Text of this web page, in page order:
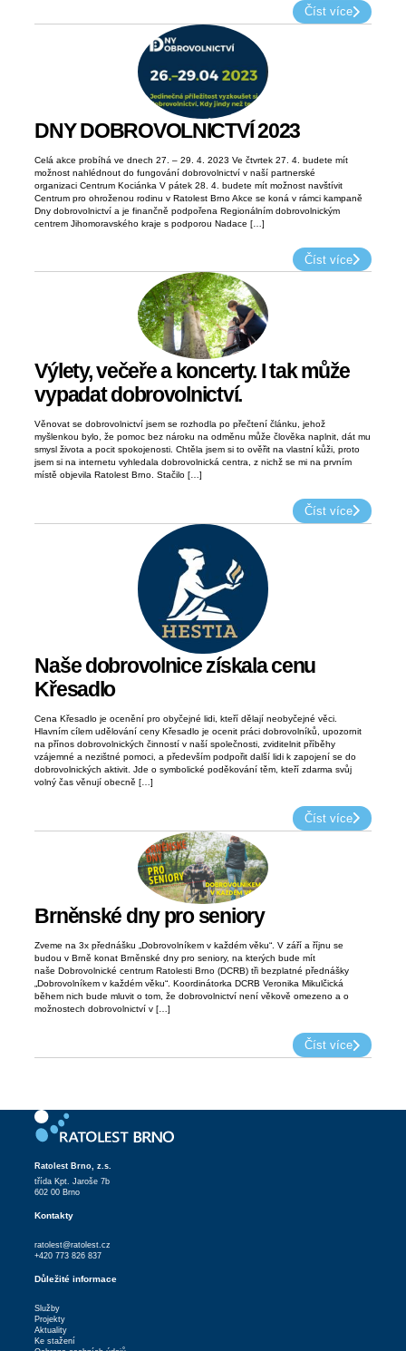
Číst více
DNY DOBROVOLNICTVÍ 2023
Celá akce probíhá ve dnech 27. – 29. 4. 2023 Ve čtvrtek 27. 4. budete mít
možnost nahlédnout do fungování dobrovolnictví v naší partnerské
organizaci Centrum Kociánka V pátek 28. 4. budete mít možnost navštívit
Centrum pro ohroženou rodinu v Ratolest Brno Akce se koná v rámci kampaně
Dny dobrovolnictví a je finančně podpořena Regionálním dobrovolnickým
centrem Jihomoravského kraje s podporou Nadace […]
Číst více
Výlety, večeře a koncerty. I tak může
vypadat dobrovolnictví.
Věnovat se dobrovolnictví jsem se rozhodla po přečtení článku, jehož
myšlenkou bylo, že pomoc bez nároku na odměnu může člověka naplnit, dát mu
smysl života a pocit spokojenosti. Chtěla jsem si to ověřit na vlastní kůži, proto
jsem si na internetu vyhledala dobrovolnická centra, z nichž se mi na prvním
místě objevila Ratolest Brno. Stačilo […]
Číst více
Naše dobrovolnice získala cenu
Křesadlo
Cena Křesadlo je ocenění pro obyčejné lidi, kteří dělají neobyčejné věci.
Hlavním cílem udělování ceny Křesadlo je ocenit práci dobrovolníků, upozornit
na přínos dobrovolnických činností v naší společnosti, zviditelnit příběhy
vzájemné a nezištné pomoci, a především podpořit další lidi k zapojení se do
dobrovolnických aktivit. Jde o symbolické poděkování těm, kteří zdarma svůj
volný čas věnují obecně […]
Číst více
Brněnské dny pro seniory
Zveme na 3x přednášku „Dobrovolníkem v každém věku“. V září a říjnu se
budou v Brně konat Brněnské dny pro seniory, na kterých bude mít
naše Dobrovolnické centrum Ratolesti Brno (DCRB) tři bezplatné přednášky
„Dobrovolníkem v každém věku“. Koordinátorka DCRB Veronika Mikulčická
během nich bude mluvit o tom, že dobrovolnictví není věkově omezeno a o
možnostech dobrovolnictví v […]
Číst více
Ratolest Brno, z.s.
třída Kpt. Jaroše 7b
602 00 Brno
Kontakty
ratolest@ratolest.cz
+420 773 826 837
Důležité informace
Služby
Projekty
Aktuality
Ke stažení